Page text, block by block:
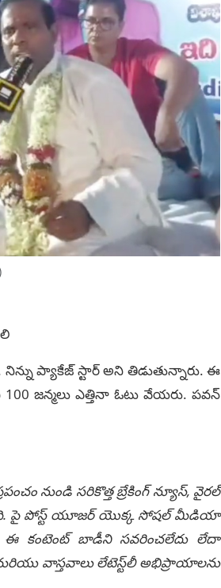
ప్యాకేజ్ స్టార్ అని తిడుతున్నారు. ఈ
జన్మలు ఎత్తినా ఓటు వేయరు. పవన్
నుండి సరికొత్త బ్రేకింగ్ న్యూస్, వైరల్
పై పోస్ట్ యూజర్ యొక్క సోషల్ మీడియా
ఈ కంటెంట్ బాడీని సవరించలేదు లేదా
వాస్తవాలు లేటెస్ట్‌లీ అభిప్రాయాలను